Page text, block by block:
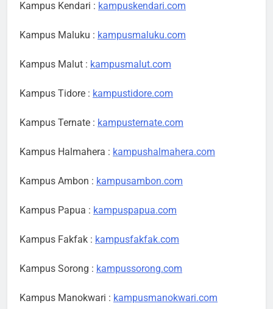
Kampus Kendari : kampuskendari.com
Kampus Maluku : kampusmaluku.com
Kampus Malut : kampusmalut.com
Kampus Tidore : kampustidore.com
Kampus Ternate : kampusternate.com
Kampus Halmahera : kampushalmahera.com
Kampus Ambon : kampusambon.com
Kampus Papua : kampuspapua.com
Kampus Fakfak : kampusfakfak.com
Kampus Sorong : kampussorong.com
Kampus Manokwari : kampusmanokwari.com